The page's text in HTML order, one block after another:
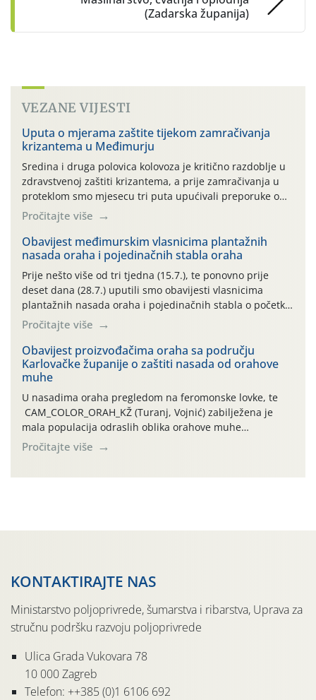
(Zadarska županija)
VEZANE VIJESTI
Uputa o mjerama zaštite tijekom zamračivanja
krizantema u Međimurju
Sredina i druga polovica kolovoza je kritično razdoblje u
zdravstvenoj zaštiti krizantema, a prije zamračivanja u
proteklom smo mjesecu tri puta upućivali preporuke o
preventivnim mjerama zaštite krizantema od najčešćih
uzročnika bolesti, štetnika i fito-fagnih grinja (23.7., 14.7.,
06.7.)! Na početku ovog mjeseca je zabilježeno je
povijesno i ekstremno vruće meteorološko razdoblje, uz
najviše temperature […]
Pročitajte više
Obavijest međimurskim vlasnicima plantažnih
nasada oraha i pojedinačnih stabla oraha
Prije nešto više od tri tjedna (15.7.), te ponovno prije
deset dana (28.7.) uputili smo obavijesti vlasnicima
plantažnih nasada oraha i pojedinačnih stabla o početku
leta i ovogodišnjoj potrebi usmjerenog suzbijanja
orahove muhe (Rhagoletis completa)! Već dvanaest dana
traje drugi ovogodišnji “toplinski udar”, koji naročito
izražen zadnja šest dana (31.7.-05.8.), jer najviše
temperature zraka svakodnevno […]
Pročitajte više
Obavijest proizvođačima oraha sa području
Karlovačke županije o zaštiti nasada od orahove
muhe
U nasadima oraha pregledom na feromonske lovke, te
CAM_COLOR_ORAH_KŽ (Turanj, Vojnić) zabilježena je
mala populacija odraslih oblika orahove muhe
(Rhagoletis completa). Niska brojnost može se objasniti
činjenicom da je riječ o mladim nasadima s vrlo malim
Pročitajte više
KONTAKTIRAJTE NAS
Ministarstvo poljoprivrede, šumarstva i ribarstva, Uprava za
stručnu podršku razvoju poljoprivrede
Ulica Grada Vukovara 78
10 000 Zagreb
Telefon: ++385 (0)1 6106 692